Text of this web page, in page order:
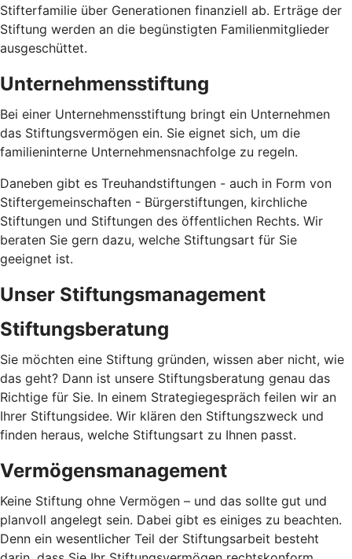
Stifterfamilie über Generationen finanziell ab. Erträge der
Stiftung werden an die begünstigten Familienmitglieder
ausgeschüttet.
Unternehmensstiftung
Bei einer Unternehmensstiftung bringt ein Unternehmen
das Stiftungsvermögen ein. Sie eignet sich, um die
familieninterne Unternehmensnachfolge zu regeln.
Daneben gibt es Treuhandstiftungen - auch in Form von
Stiftergemeinschaften - Bürgerstiftungen, kirchliche
Stiftungen und Stiftungen des öffentlichen Rechts. Wir
beraten Sie gern dazu, welche Stiftungsart für Sie
geeignet ist.
Unser Stiftungsmanagement
Stiftungsberatung
Sie möchten eine Stiftung gründen, wissen aber nicht, wie
das geht? Dann ist unsere Stiftungsberatung genau das
Richtige für Sie. In einem Strategiegespräch feilen wir an
Ihrer Stiftungsidee. Wir klären den Stiftungszweck und
finden heraus, welche Stiftungsart zu Ihnen passt.
Vermögensmanagement
Keine Stiftung ohne Vermögen – und das sollte gut und
planvoll angelegt sein. Dabei gibt es einiges zu beachten.
Denn ein wesentlicher Teil der Stiftungsarbeit besteht